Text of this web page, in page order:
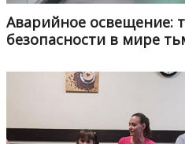
Аварийное освещение:
безопасности в мире